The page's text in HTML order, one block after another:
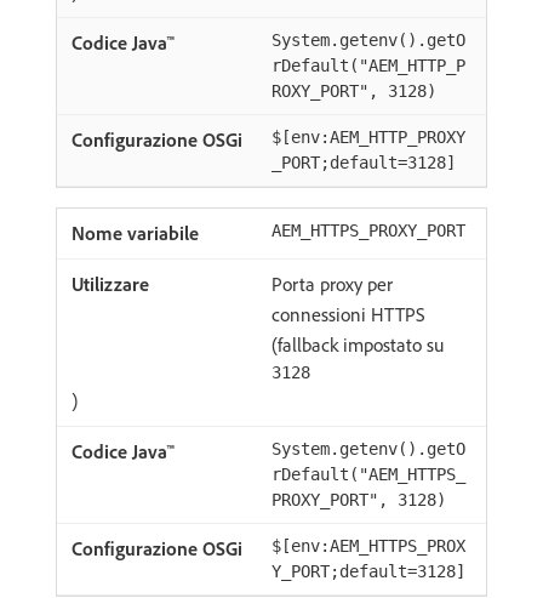
System.getenv().getO
rDefault("AEM_HTTP_P
ROXY_PORT", 3128)
$[env:AEM_HTTP_PROXY
_PORT;default=3128]
AEM_HTTPS_PROXY_PORT
Porta proxy per
connessioni HTTPS
(fallback impostato su
3128
)
System.getenv().getO
rDefault("AEM_HTTPS_
PROXY_PORT", 3128)
$[env:AEM_HTTPS_PROX
Y_PORT;default=3128]